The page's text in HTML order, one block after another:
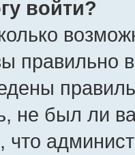
войти?
правильно
не был ли